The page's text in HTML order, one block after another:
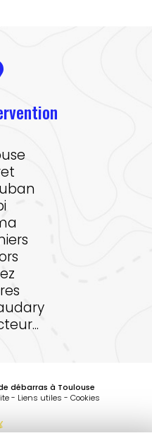
débarras à Toulouse
- Liens utiles - Cookies